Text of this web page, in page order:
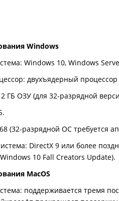
Windows
Windows 10, Windows
двухъядерный процессор
ГБ ОЗУ (для 32-разрядной
(32-разрядной ОС требуется
DirectX 9 или более
10 Fall Creators Update).
MacOS
поддерживается тремя